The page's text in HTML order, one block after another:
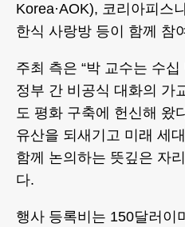
Korea·AOK), 코리아피스
한식 사랑방 등이 함께 참
주최 측은 “박 교수는 수
정부 간 비공식 대화의 가
도 평화 구축에 헌신해 왔
유산을 되새기고 미래 세
함께 논의하는 뜻깊은 자
다.
행사 등록비는 150달러이